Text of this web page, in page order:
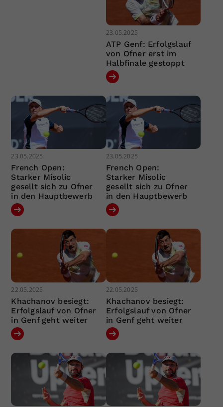
23.05.2025
ATP Genf: Erfolgslauf
von Ofner erst im
Halbfinale gestoppt
23.05.2025
French Open:
Starker Misolic
gesellt sich zu Ofner
in den Hauptbewerb
23.05.2025
French Open:
Starker Misolic
gesellt sich zu Ofner
in den Hauptbewerb
22.05.2025
Khachanov besiegt:
Erfolgslauf von Ofner
in Genf geht weiter
22.05.2025
Khachanov besiegt:
Erfolgslauf von Ofner
in Genf geht weiter